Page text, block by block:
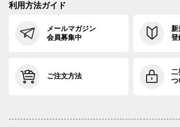
利用方法ガイド
メールマガジン
会員募集中
新
登
ご注文方法
二
つ